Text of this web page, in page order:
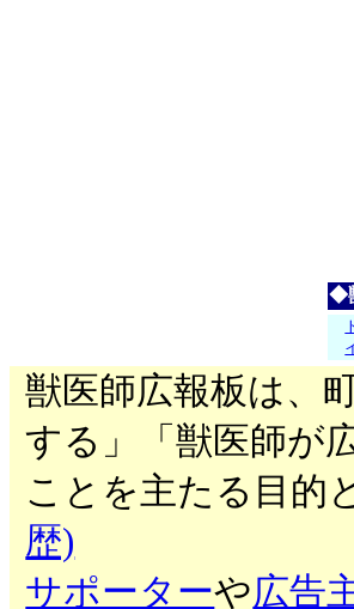
◆
獣医師広報板は、
する」「獣医師が
ことを主たる目的
歴)
サポーターや広告